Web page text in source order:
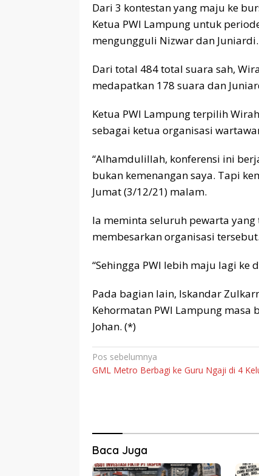
Dari 3 kontestan yang maju ke
Ketua PWI Lampung untuk
mengungguli Nizwar dan Juniardi.
Dari total 484 total suara sah,
medapatkan 178 suara dan
Ketua PWI Lampung terpilih
sebagai ketua organisasi
“Alhamdulillah, konferensi ini
bukan kemenangan saya. Tapi
Jumat (3/12/21) malam.
Ia meminta seluruh pewarta
membesarkan organisasi tersebut.
“Sehingga PWI lebih maju lagi ke
Pada bagian lain, Iskandar
Kehormatan PWI Lampung
Johan. (*)
Navigasi
pos
Pos sebelumnya
GML Metro Berbagi ke Guru Ngaji di 4
Baca Juga